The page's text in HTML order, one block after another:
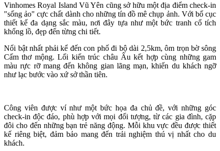
Vinhomes Royal Island Vũ Yên cũng sở hữu một địa điểm check-in
"sống ảo" cực chất dành cho những tín đồ mê chụp ảnh. Với bố cục
thiết kế đa dạng sắc màu, nơi đây tựa như một bức tranh cổ tích
khổng lồ, đẹp đến từng chi tiết.
Nổi bật nhất phải kể đến con phố đi bộ dài 2,5km, ôm trọn bờ sông
Cấm thơ mộng. Lối kiến trúc châu Âu kết hợp cùng những gam
màu rực rỡ mang đến không gian lãng mạn, khiến du khách ngỡ
như lạc bước vào xứ sở thần tiên.
Công viên được ví như một bức họa đa chủ đề, với những góc
check-in độc đáo, phù hợp với mọi đối tượng, từ các gia đình, cặp
đôi cho đến những bạn trẻ năng động. Mỗi khu vực đều được thiết
kế riêng biệt, đảm bảo mang đến trải nghiệm thú vị nhất cho du
khách.